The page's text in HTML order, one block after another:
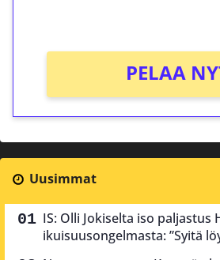
PELAA
Uusimmat
IS: Olli Jokiselta iso paljastus
ikuisuusongelmasta: ”Syitä